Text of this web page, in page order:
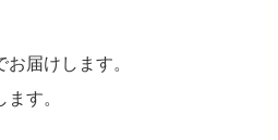
お届けします。
す。